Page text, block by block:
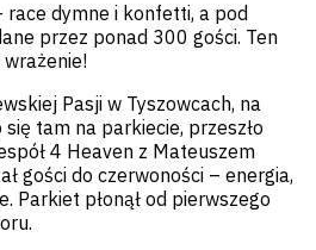
race dymne i konfetti, a pod
przez ponad 300 gości. Ten
Pasji w Tyszowcach, na
tam na parkiecie, przeszło
4 Heaven z Mateuszem
gości do czerwoności – energia,
Parkiet płonął od pierwszego